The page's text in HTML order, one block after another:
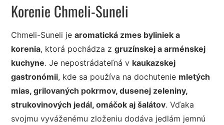
Korenie Chmeli-Suneli
Chmeli-Suneli jearomatická zmes byliniek a
korenia, ktorá pochádza zgruzínskej a arménskej
kuchyne. Je nepostrádateľná v kaukazskej
gastronómii, kde sa používa na dochutenie mletých
mias, grilovaných pokrmov, dusenej zeleniny,
strukovinových jedál, omáčok aj šalátov. Vďaka
svojmu vyváženému zloženiu dodáva jedlám jemnú